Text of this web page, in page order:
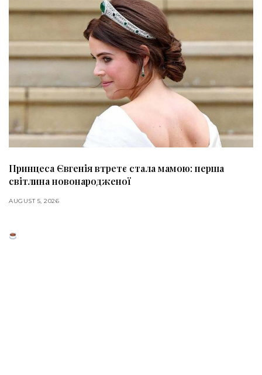
Принцеса Євгенія втретє стала мамою: перша
світлина новонародженої
AUGUST 5, 2026